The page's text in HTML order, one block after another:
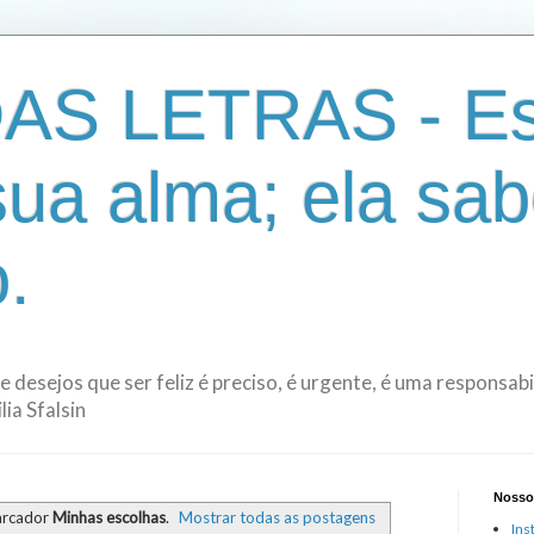
LETRAS -
alma; ela
desejos que ser feliz é preciso, é urgente, é uma
Sfalsin
Minhas escolhas. Mostrar todas as postagens